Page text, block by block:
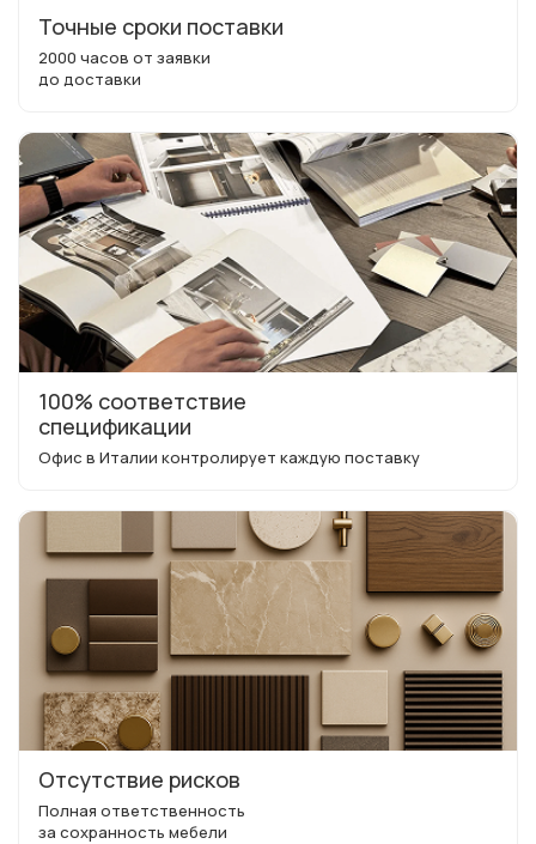
Точные сроки поставки
2000 часов от заявки
до доставки
100% соответствие
спецификации
Офис в Италии контролирует каждую поставку
Отсутствие рисков
Полная ответственность
за сохранность мебели